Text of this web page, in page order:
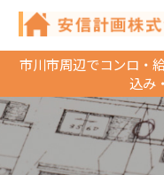
市川市周辺でコンロ・
込み